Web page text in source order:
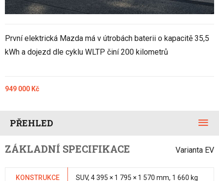
První elektrická Mazda má v útrobách baterii o kapacitě 35,5
kWh a dojezd dle cyklu WLTP činí 200 kilometrů
949 000 Kč
PŘEHLED
ZÁKLADNÍ SPECIFIKACE Varianta EV
KONSTRUKCE SUV, 4 395 × 1 795 × 1 570 mm, 1 660 kg